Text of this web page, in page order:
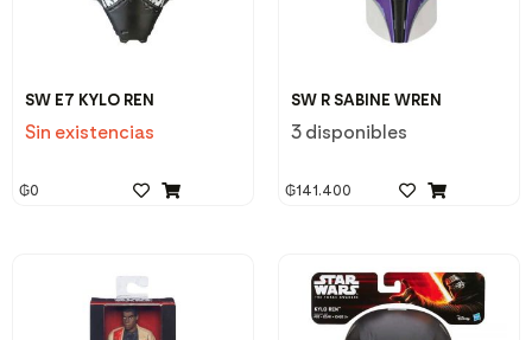
SW E7 KYLO REN
Sin existencias
₲0
SW R SABINE WREN
3 disponibles
₲141.400